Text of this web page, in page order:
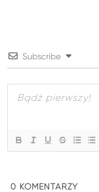
Subscribe
0 KOMENTARZY